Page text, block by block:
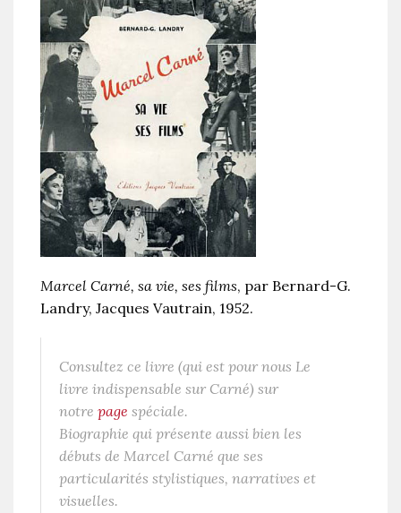
Marcel Carné, sa vie, ses films, par Bernard-G.
Landry, Jacques Vautrain, 1952.
Consultez ce livre (qui est pour nous Le
livre indispensable sur Carné) sur
notre page spéciale.
Biographie qui présente aussi bien les
débuts de Marcel Carné que ses
particularités stylistiques, narratives et
visuelles.